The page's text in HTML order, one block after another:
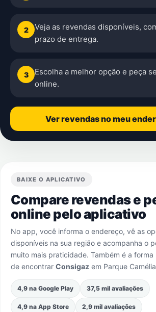
2
Veja as revendas disponíveis,
prazo de entrega.
3
Escolha a melhor opção e peça
online.
Ver revendas no meu
BAIXE O APLICATIVO
Compare revendas e
online pelo aplicativo
No app, você informa o endereço, vê as
disponíveis na sua região e acompanha o
muito mais praticidade. Também é a forma
de encontrar Consigaz em Parque
4,9 na Google Play 37,5 mil avaliações
4,9 na App Store 2,9 mil avaliações